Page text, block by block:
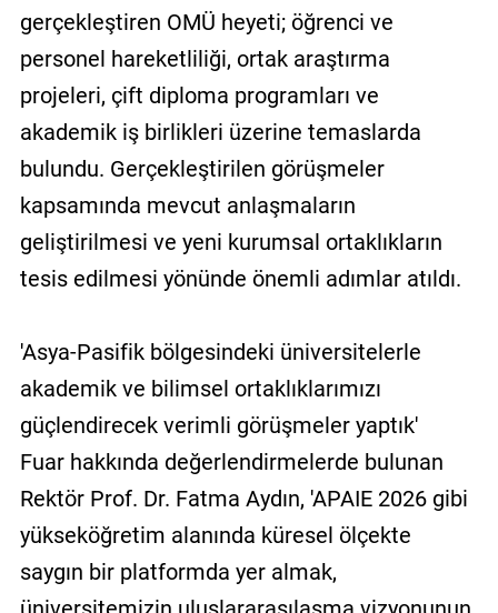
gerçekleştiren OMÜ heyeti; öğrenci ve
personel hareketliliği, ortak araştırma
projeleri, çift diploma programları ve
akademik iş birlikleri üzerine temaslarda
bulundu. Gerçekleştirilen görüşmeler
kapsamında mevcut anlaşmaların
geliştirilmesi ve yeni kurumsal ortaklıkların
tesis edilmesi yönünde önemli adımlar atıldı.
'Asya-Pasifik bölgesindeki üniversitelerle
akademik ve bilimsel ortaklıklarımızı
güçlendirecek verimli görüşmeler yaptık'
Fuar hakkında değerlendirmelerde bulunan
Rektör Prof. Dr. Fatma Aydın, 'APAIE 2026 gibi
yükseköğretim alanında küresel ölçekte
saygın bir platformda yer almak,